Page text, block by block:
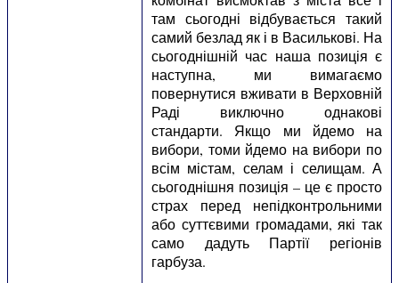
там сьогодні відбувається такий
самий безлад як і в Василькові. На
сьогоднішній час наша позиція є
наступна, ми вимагаємо
повернутися вживати в Верховній
Раді виключно однакові
стандарти. Якщо ми йдемо на
вибори, томи йдемо на вибори по
всім містам, селам і селищам. А
сьогоднішня позиція – це є просто
страх перед непідконтрольними
або суттєвими громадами, які так
само дадуть Партії регіонів
гарбуза.